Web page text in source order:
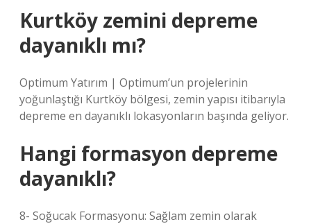
Kurtköy zemini depreme
dayanıklı mı?
Optimum Yatırım | Optimum’un projelerinin
yoğunlaştığı Kurtköy bölgesi, zemin yapısı itibarıyla
depreme en dayanıklı lokasyonların başında geliyor.
Hangi formasyon depreme
dayanıklı?
8- Soğucak Formasyonu: Sağlam zemin olarak